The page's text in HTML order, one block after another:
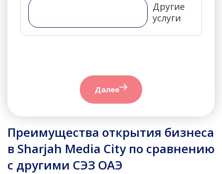
Другие
услуги
Далее
Преимущества открытия бизнеса
в Sharjah Media City по сравнению
с другими СЭЗ ОАЭ